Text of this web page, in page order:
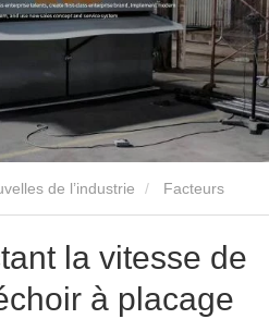
de l’industrie
du séchoir à placage
la vitesse de
à placage